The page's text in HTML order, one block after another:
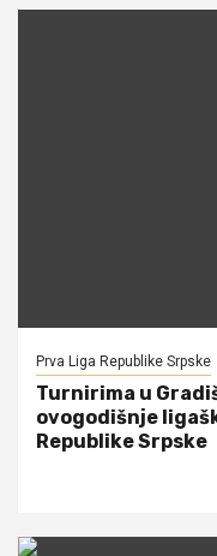
Prva Liga Republike Srpske
Turnirima u
ovogodišnje
Republike Srpske